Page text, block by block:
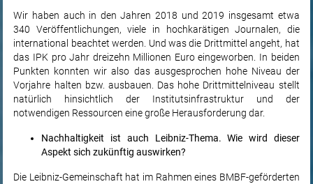
Wir haben auch in den Jahren 2018 und 2019 insgesamt etwa
340 Veröffentlichungen, viele in hochkarätigen Journalen, die
international beachtet werden. Und was die Drittmittel angeht, hat
das IPK pro Jahr dreizehn Millionen Euro eingeworben. In beiden
Punkten konnten wir also das ausgesprochen hohe Niveau der
Vorjahre halten bzw. ausbauen. Das hohe Drittmittelniveau stellt
natürlich hinsichtlich der Institutsinfrastruktur und der
notwendigen Ressourcen eine große Herausforderung dar.
Nachhaltigkeit ist auch Leibniz-Thema. Wie wird dieser
Aspekt sich zukünftig auswirken?
Die Leibniz-Gemeinschaft hat im Rahmen eines BMBF-geförderten